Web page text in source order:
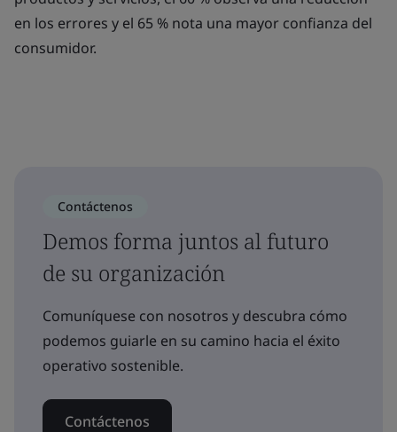
en los errores y el 65 % nota una mayor confianza del
consumidor.
Contáctenos
Demos forma juntos al futuro
de su organización
Comuníquese con nosotros y descubra cómo
podemos guiarle en su camino hacia el éxito
operativo sostenible.
Contáctenos